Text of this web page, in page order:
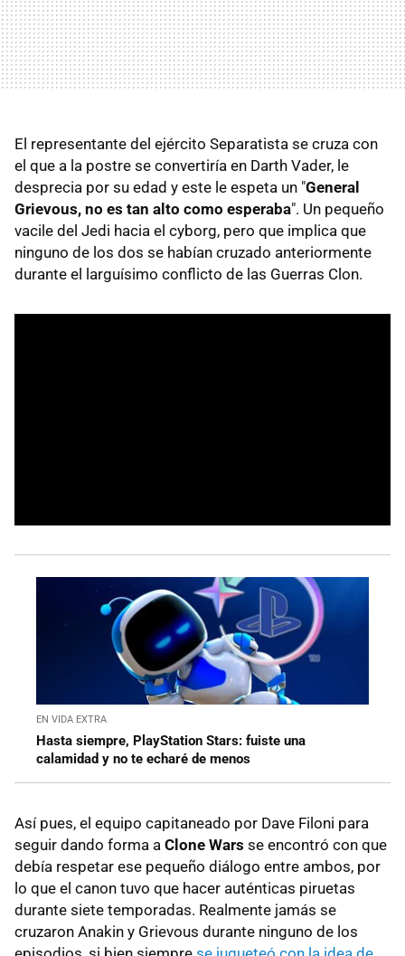
El representante del ejército Separatista se cruza con
el que a la postre se convertiría en Darth Vader, le
desprecia por su edad y este le espeta un "General
Grievous, no es tan alto como esperaba". Un pequeño
vacile del Jedi hacia el cyborg, pero que implica que
ninguno de los dos se habían cruzado anteriormente
durante el larguísimo conflicto de las Guerras Clon.
EN VIDA EXTRA
Hasta siempre, PlayStation Stars: fuiste una
calamidad y no te echaré de menos
Así pues, el equipo capitaneado por Dave Filoni para
seguir dando forma a Clone Wars se encontró con que
debía respetar ese pequeño diálogo entre ambos, por
lo que el canon tuvo que hacer auténticas piruetas
durante siete temporadas. Realmente jamás se
cruzaron Anakin y Grievous durante ninguno de los